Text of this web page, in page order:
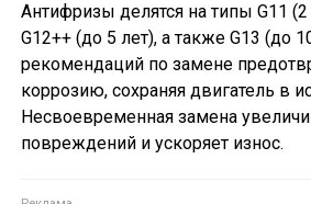
Антифризы делятся на типы G11 (2
G12++ (до 5 лет), а также G13 (до
рекомендаций по замене
коррозию, сохраняя двигатель в
Несвоевременная замена
повреждений и ускоряет износ.